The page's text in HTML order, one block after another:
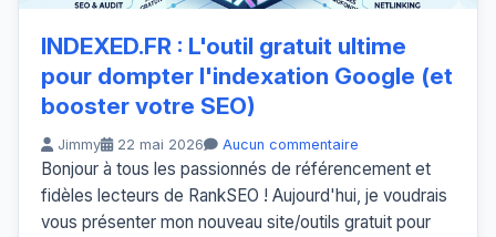
INDEXED.FR : L'outil gratuit ultime
pour dompter l'indexation Google (et
booster votre SEO)
Jimmy 22 mai 2026 Aucun commentaire
Bonjour à tous les passionnés de référencement et
fidèles lecteurs de RankSEO ! Aujourd'hui, je voudrais
vous présenter mon nouveau site/outils gratuit pour